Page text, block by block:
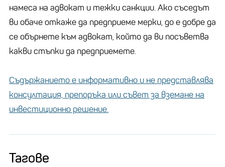
намеса на адвокат и тежки санкции. Ако съседът
ви обаче откаже да предприеме мерки, до е добре да
се обърнете към адвокат, който да ви посъветва
какви стъпки да предприемете.
Съдържанието е информативно и не представлява
консултация, препоръка или съвет за вземане на
инвестиционно решение.
Тагове